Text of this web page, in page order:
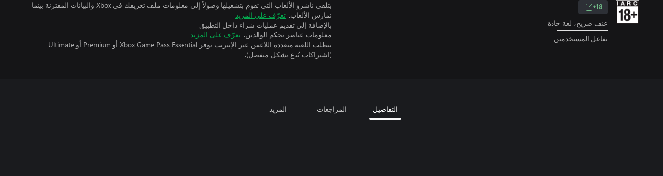
18+
عنف صريح، لغة حادة
تفاعل المستخدمين
يتلقى ناشرو الألعاب التي تقوم بتشغيلها وصولاً إلى معلومات ملف تعريفك في Xbox والبيانات المقترنة بينما
تمارس الألعاب. تعرّف على المزيد
بالإضافة إلى تقديم عمليات شراء داخل التطبيق
معلومات عناصر تحكم الوالدين. تعرّف على المزيد
تتطلب اللعبة متعددة اللاعبين عبر الإنترنت توفر Xbox Game Pass Essential أو Premium أو Ultimate
(اشتراكات تُباع بشكل منفصل).
التفاصيل المراجعات المزيد